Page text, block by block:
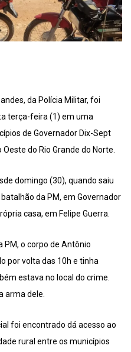
da Polícia Militar, foi
terça-feira (1) em uma
de Governador Dix-Sept
do Rio Grande do Norte.
domingo (30), quando saiu
da PM, em Governador
casa, em Felipe Guerra.
PM, o corpo de Antônio
por volta das 10h e tinha
estava no local do crime.
arma dele.
foi encontrado dá acesso ao
rural entre os municípios